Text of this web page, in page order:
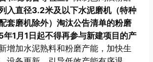
入直径3.2米及以下水泥磨机（特种
套磨机除外）淘汰公告清单的粉磨
1月1日起不得再参与新建项目的产
增加水泥熟料和粉磨产能，加快生